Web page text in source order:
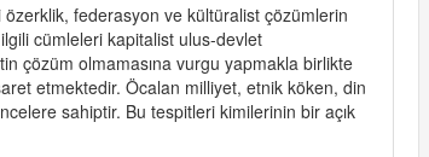
özerklik, federasyon ve kültüralist çözümlerin
cümleleri kapitalist ulus-devlet
çözüm olmamasına vurgu yapmakla birlikte
etmektedir. Öcalan milliyet, etnik köken, din
sahiptir. Bu tespitleri kimilerinin bir açık